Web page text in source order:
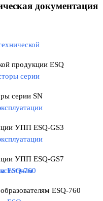
документация
продукции ESQ
серии SN
УПП ESQ-GS3
УПП ESQ-GS7
ESQ-760